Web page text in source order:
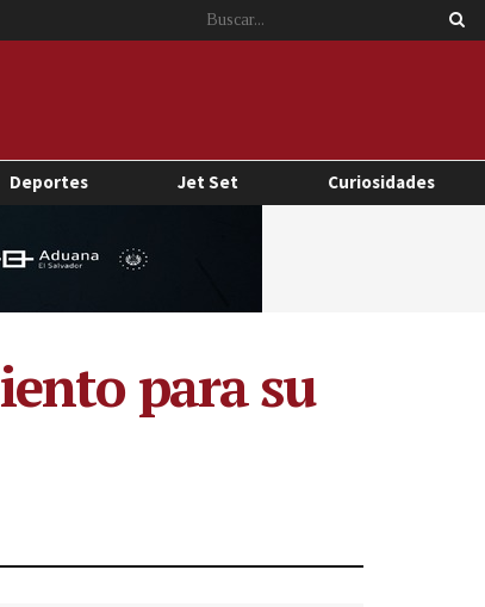
Deportes Jet Set Curiosidades
para su